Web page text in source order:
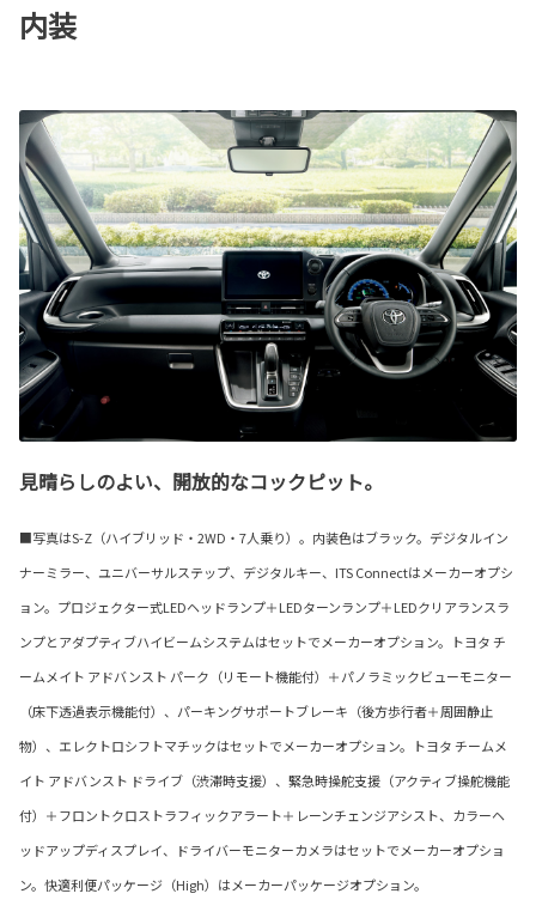
内装
見晴らしのよい、開放的なコックピット。
■写真はS-Z（ハイブリッド・2WD・7人乗り）。内装色はブラック。デジタルイン
ナーミラー、ユニバーサルステップ、デジタルキー、ITS Connectはメーカーオプシ
ョン。プロジェクター式LEDヘッドランプ＋LEDターンランプ＋LEDクリアランスラ
ンプとアダプティブハイビームシステムはセットでメーカーオプション。トヨタ チ
ームメイト アドバンスト パーク（リモート機能付）＋パノラミックビューモニター
（床下透過表示機能付）、パーキングサポートブレーキ（後方歩行者＋周囲静止
物）、エレクトロシフトマチックはセットでメーカーオプション。トヨタ チームメ
イト アドバンスト ドライブ（渋滞時支援）、緊急時操舵支援（アクティブ操舵機能
付）＋フロントクロストラフィックアラート＋レーンチェンジアシスト、カラーヘ
ッドアップディスプレイ、ドライバーモニターカメラはセットでメーカーオプショ
ン。快適利便パッケージ（High）はメーカーパッケージオプション。